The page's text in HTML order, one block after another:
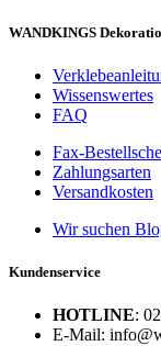
WANDKINGS
Wissenswertes
FAQ
Fax-
Zahlungsarten
Versandkosten
Wir suchen
Kundenservice
HOTLINE:
E-Mail: